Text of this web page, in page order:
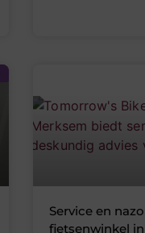
Service en
fietsenwinkel